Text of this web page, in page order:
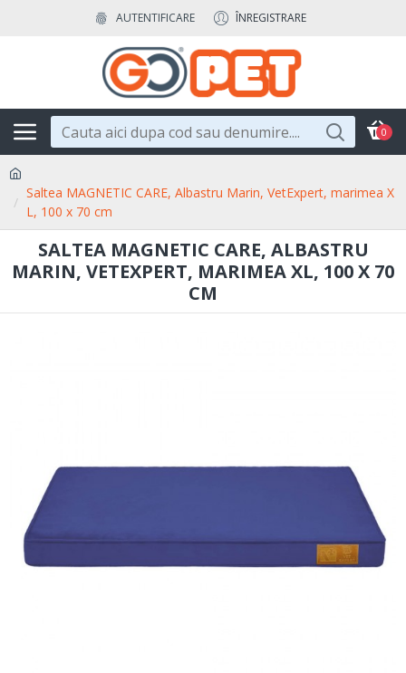
AUTENTIFICARE ÎNREGISTRARE
0
Saltea MAGNETIC CARE, Albastru Marin, VetExpert, marimea X
L, 100 x 70 cm
SALTEA MAGNETIC CARE, ALBASTRU
MARIN, VETEXPERT, MARIMEA XL, 100 X 70
CM